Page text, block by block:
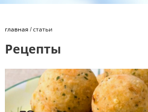
главная /статьи
Рецепты